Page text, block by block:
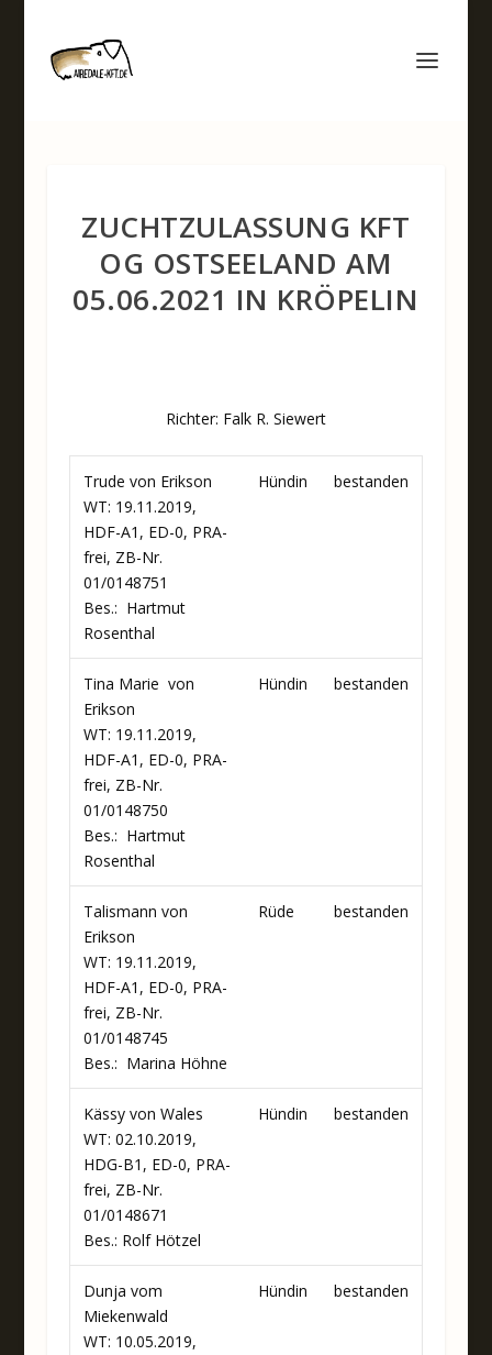
ZUCHTZULASSUNG KFT
OG OSTSEELAND AM
05.06.2021 IN KRÖPELIN
Richter: Falk R. Siewert
Trude von Erikson
WT: 19.11.2019,
HDF-A1, ED-0, PRA-
frei, ZB-Nr.
01/0148751
Bes.: Hartmut
Rosenthal
Hündin bestanden
Tina Marie von
Erikson
WT: 19.11.2019,
HDF-A1, ED-0, PRA-
frei, ZB-Nr.
01/0148750
Bes.: Hartmut
Rosenthal
Hündin bestanden
Talismann von
Erikson
WT: 19.11.2019,
HDF-A1, ED-0, PRA-
frei, ZB-Nr.
01/0148745
Bes.: Marina Höhne
Rüde bestanden
Kässy von Wales
WT: 02.10.2019,
HDG-B1, ED-0, PRA-
frei, ZB-Nr.
01/0148671
Bes.: Rolf Hötzel
Hündin bestanden
Dunja vom
Miekenwald
WT: 10.05.2019,
Hündin bestanden